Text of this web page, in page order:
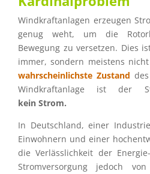
Windkraft­an­la­gen erzeu­gen
genug weht, um die
Bewegung zu verset­zen. Dies
immer, sondern meistens
wahrschein­lichste Zustand
Windkraft­an­lage ist der
kein Strom.
In Deutsch­land, einer
Einwoh­nern und einer
die Verläss­lich­keit der
Strom­ver­sor­gung jedoch